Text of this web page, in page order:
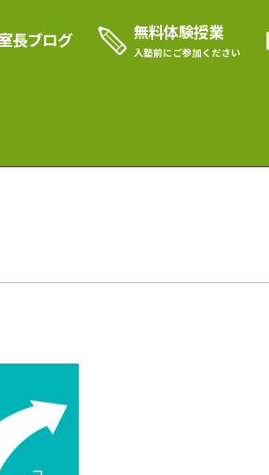
長ブログ 無料体験授業
入塾前にご参加ください